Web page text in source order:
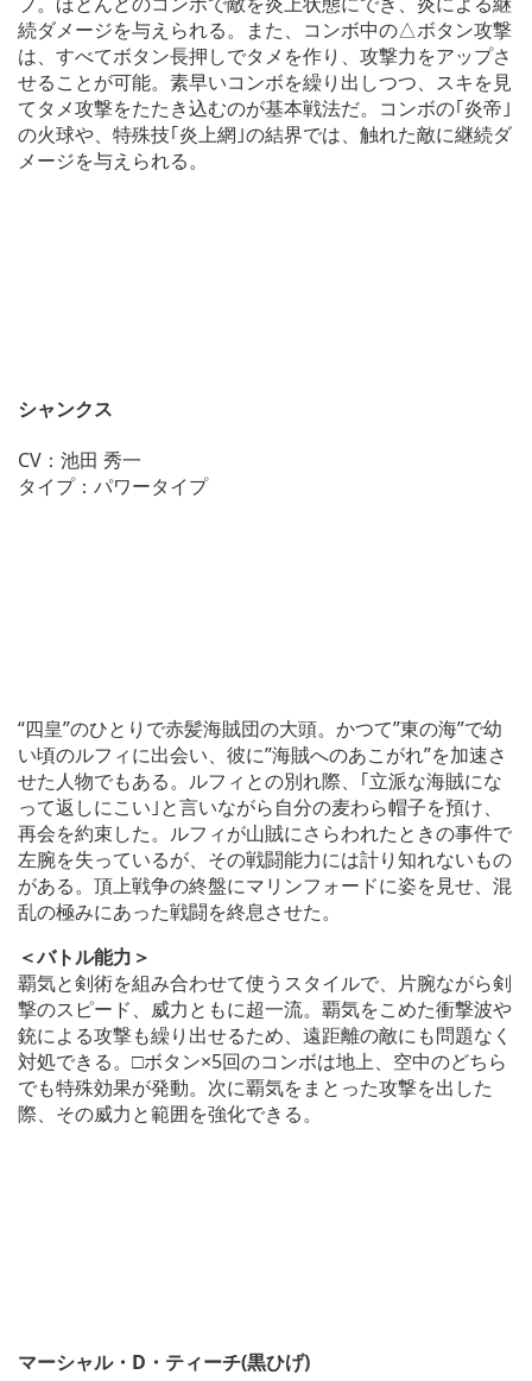
続ダメージを与えられる。また、コンボ中の△ボタン攻撃
は、すべてボタン長押しでタメを作り、攻撃力をアップさ
せることが可能。素早いコンボを繰り出しつつ、スキを見
てタメ攻撃をたたき込むのが基本戦法だ。コンボの｢炎帝｣
の火球や、特殊技｢炎上網｣の結界では、触れた敵に継続ダ
メージを与えられる。
シャンクス
CV：池田 秀一
タイプ：パワータイプ
“四皇”のひとりで赤髪海賊団の大頭。かつて”東の海”で幼
い頃のルフィに出会い、彼に”海賊へのあこがれ”を加速さ
せた人物でもある。ルフィとの別れ際、｢立派な海賊にな
って返しにこい｣と言いながら自分の麦わら帽子を預け、
再会を約束した。ルフィが山賊にさらわれたときの事件で
左腕を失っているが、その戦闘能力には計り知れないもの
がある。頂上戦争の終盤にマリンフォードに姿を見せ、混
乱の極みにあった戦闘を終息させた。
＜バトル能力＞
覇気と剣術を組み合わせて使うスタイルで、片腕ながら剣
撃のスピード、威力ともに超一流。覇気をこめた衝撃波や
銃による攻撃も繰り出せるため、遠距離の敵にも問題なく
対処できる。□ボタン×5回のコンボは地上、空中のどちら
でも特殊効果が発動。次に覇気をまとった攻撃を出した
際、その威力と範囲を強化できる。
マーシャル・D・ティーチ(黒ひげ)